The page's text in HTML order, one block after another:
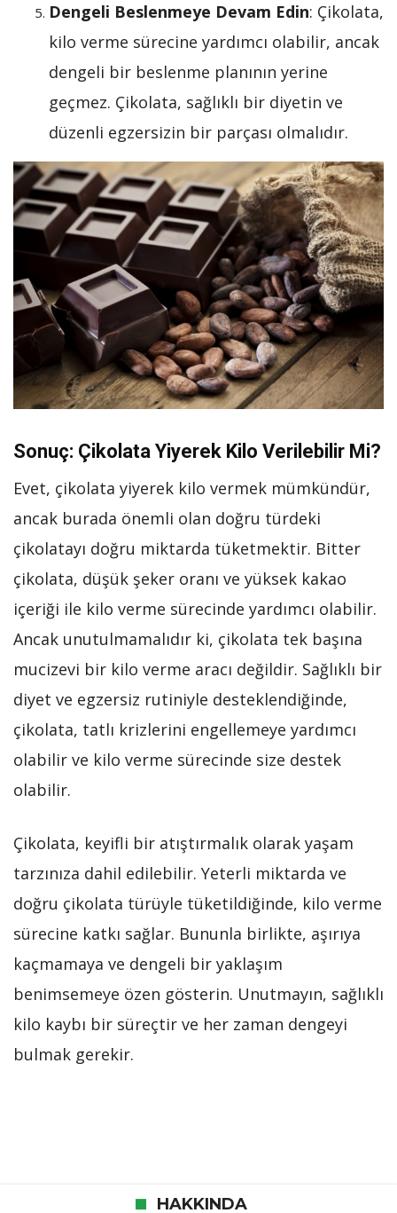
Dengeli Beslenmeye Devam Edin: Çikolata,
kilo verme sürecine yardımcı olabilir, ancak
dengeli bir beslenme planının yerine
geçmez. Çikolata, sağlıklı bir diyetin ve
düzenli egzersizin bir parçası olmalıdır.
Sonuç: Çikolata Yiyerek Kilo Verilebilir Mi?
Evet, çikolata yiyerek kilo vermek mümkündür,
ancak burada önemli olan doğru türdeki
çikolatayı doğru miktarda tüketmektir. Bitter
çikolata, düşük şeker oranı ve yüksek kakao
içeriği ile kilo verme sürecinde yardımcı olabilir.
Ancak unutulmamalıdır ki, çikolata tek başına
mucizevi bir kilo verme aracı değildir. Sağlıklı bir
diyet ve egzersiz rutiniyle desteklendiğinde,
çikolata, tatlı krizlerini engellemeye yardımcı
olabilir ve kilo verme sürecinde size destek
olabilir.
Çikolata, keyifli bir atıştırmalık olarak yaşam
tarzınıza dahil edilebilir. Yeterli miktarda ve
doğru çikolata türüyle tüketildiğinde, kilo verme
sürecine katkı sağlar. Bununla birlikte, aşırıya
kaçmamaya ve dengeli bir yaklaşım
benimsemeye özen gösterin. Unutmayın, sağlıklı
kilo kaybı bir süreçtir ve her zaman dengeyi
bulmak gerekir.
HAKKINDA